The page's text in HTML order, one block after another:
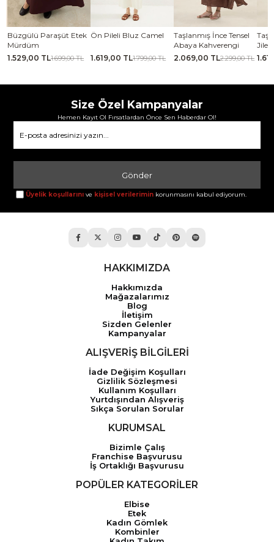
Büzgülü Paraşüt Etek
Mürdüm
1.529,00 TL1.699,00 TL
Ön Pileli Bluz Camel
1.619,00 TL1.799,00 TL
Taşlanmış İnce Tensel
Abaya Kahverengi
2.069,00 TL2.299,00 TL
Jile
Size Özel Kampanyalar
Hemen Kayıt Ol Fırsatlardan Önce Sen Haberdar Ol!
Gönder
Üyelik koşullarını ve kişisel verilerimin korunmasını kabul ediyorum.
HAKKIMIZDA
Hakkımızda
Mağazalarımız
Blog
İletişim
Sizden Gelenler
Kampanyalar
ALIŞVERİŞ BİLGİLERİ
İade Değişim Koşulları
Gizlilik Sözleşmesi
Kullanım Koşulları
Yurtdışından Alışveriş
Sıkça Sorulan Sorular
KURUMSAL
Bizimle Çalış
Franchise Başvurusu
İş Ortaklığı Başvurusu
POPÜLER KATEGORİLER
Elbise
Etek
Kadın Gömlek
Kombinler